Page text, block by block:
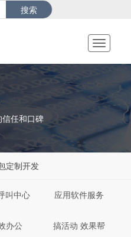
搜索
Toggle
任和口碑
定制开发
叫中心 应用软件服务
办公 搞活动 效果帮